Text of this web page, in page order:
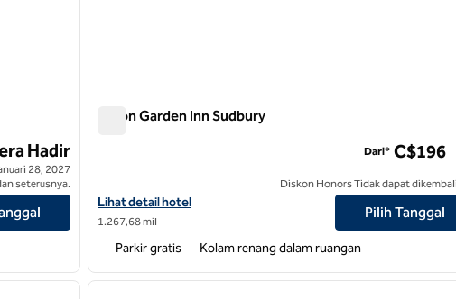
Hadir
28, 2027
seterusnya.
Hilton Garden Inn Sudbury
Lihat detail hotel untuk Hilton Garden Inn Sudbury
Lihat detail hotel
1.267,68 mil
Dari* C$196
Diskon Honors Tidak dapat
Pilih Tanggal
Parkir gratis Kolam renang dalam ruangan
gambar berikutnya
1 dari 12